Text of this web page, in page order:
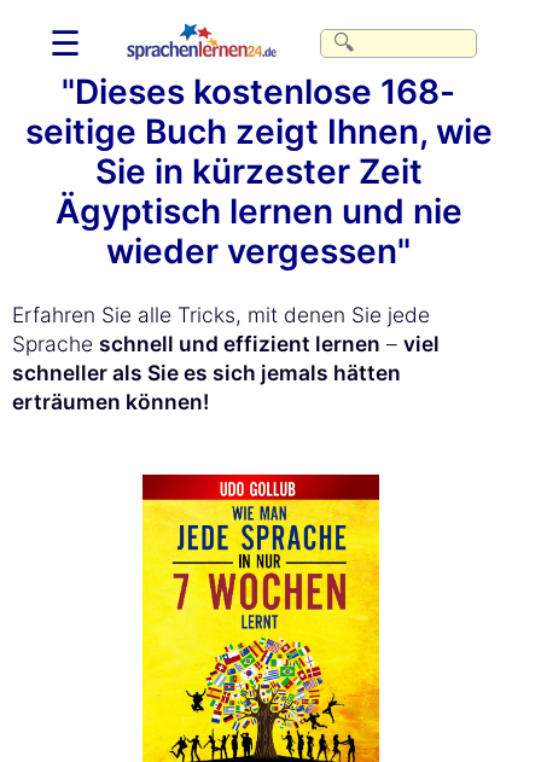
☰
"Dieses kostenlose 168-
seitige Buch zeigt Ihnen, wie
Sie in kürzester Zeit
Ägyptisch lernen und nie
wieder vergessen"
Erfahren Sie alle Tricks, mit denen Sie jede
Sprache schnell und effizient lernen – viel
schneller als Sie es sich jemals hätten
erträumen können!